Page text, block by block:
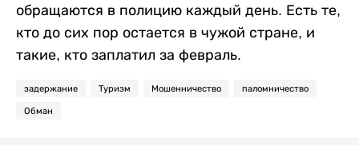
обращаются в полицию каждый день. Есть те,
кто до сих пор остается в чужой стране, и
такие, кто заплатил за февраль.
задержание Туризм Мошенничество паломничество
Обман